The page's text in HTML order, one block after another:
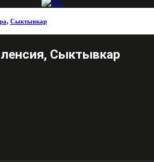
, Сыктывкар
Сыктывкар